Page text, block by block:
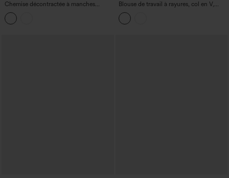
Chemise décontractée à manches
courtes en coton et lin avec poche
Blouse de travail à rayures, col en V,
manches longues, nouée dans le dos